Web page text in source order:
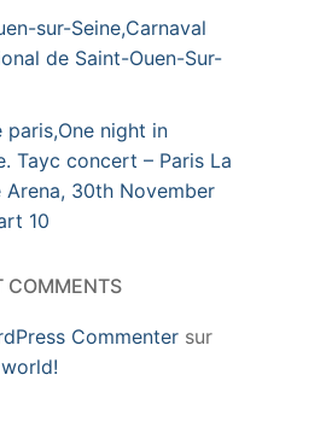
sur-Seine,Carnaval
de Saint-Ouen-Sur-
paris,One night in
Tayc concert – Paris La
Arena, 30th November
10
COMMENTS
Commenter sur